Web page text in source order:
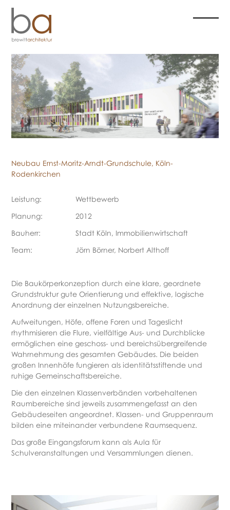
Navigation
überspringen
Neubau Ernst-Moritz-Arndt-Grundschule, Köln-
Rodenkirchen
Leistung:
Wettbewerb
Planung:
2012
Bauherr:
Stadt Köln, Immobilienwirtschaft
Team:
Jörn Börner, Norbert Althoff
Die Baukörperkonzeption durch eine klare, geordnete
Grundstruktur gute Orientierung und effektive, logische
Anordnung der einzelnen Nutzungsbereiche.
Aufweitungen, Höfe, offene Foren und Tageslicht
rhythmisieren die Flure, vielfältige Aus- und Durchblicke
ermöglichen eine geschoss- und bereichsübergreifende
Wahrnehmung des gesamten Gebäudes. Die beiden
großen Innenhöfe fungieren als identitätsstiftende und
ruhige Gemeinschaftsbereiche.
Die den einzelnen Klassenverbänden vorbehaltenen
Raumbereiche sind jeweils zusammengefasst an den
Gebäudeseiten angeordnet. Klassen- und Gruppenraum
bilden eine miteinander verbundene Raumsequenz.
Das große Eingangsforum kann als Aula für
Schulveranstaltungen und Versammlungen dienen.